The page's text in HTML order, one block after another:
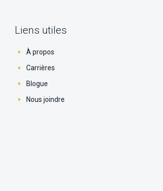
Liens utiles
À propos
Carrières
Blogue
Nous joindre